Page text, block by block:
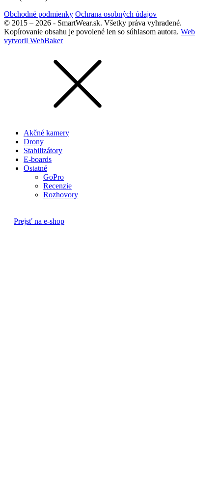
Obchodné podmienky Ochrana osobných údajov
© 2015 – 2026 - SmartWear.sk. Všetky práva vyhradené.
Kopírovanie obsahu je povolené len so súhlasom autora. Web
vytvoril WebBaker
Akčné kamery
Drony
Stabilizátory
E-boards
Ostatné
GoPro
Recenzie
Rozhovory
Prejsť na e-shop